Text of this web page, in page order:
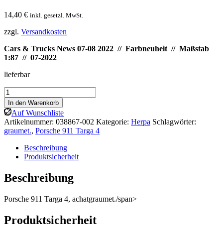
14,40 € inkl. gesetzl. MwSt.
zzgl. Versandkosten
Cars & Trucks News 07-08 2022 // Farbneuheit // Maßstab
1:87 // 07-2022
lieferbar
Herpa:
Porsche
911
Targa
4,
graumet.
Menge
In den Warenkorb
Auf Wunschliste
Artikelnummer: 038867-002 Kategorie: Herpa Schlagwörter:
graumet., Porsche 911 Targa 4
Beschreibung
Produktsicherheit
Beschreibung
Porsche 911 Targa 4, achatgraumet./span>
Produktsicherheit